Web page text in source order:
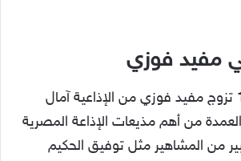
مفيد فوزي
في مايو لعام 1968 تزوج مفيد فوزي من الإذاعية آمال
من أهم مذيعات الإذاعة المصرية
من المشاهير مثل توفيق الحكيم